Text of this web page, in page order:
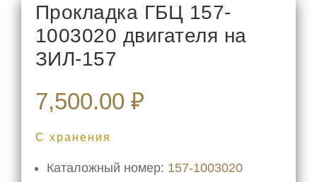
Прокладка ГБЦ 157-
1003020 двигателя на
ЗИЛ-157
7,500.00 ₽
С хранения
Каталожный номер: 157-1003020